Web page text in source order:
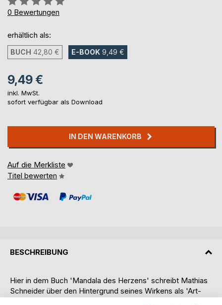
0%
0 Bewertungen
erhältlich als:
BUCH 42,80 € E-BOOK 9,49 €
9,49 €
inkl. MwSt.
sofort verfügbar als Download
IN DEN WARENKORB
Auf die Merkliste
Titel bewerten
BESCHREIBUNG
Hier in dem Buch 'Mandala des Herzens' schreibt Mathias
Schneider über den Hintergrund seines Wirkens als 'Art-